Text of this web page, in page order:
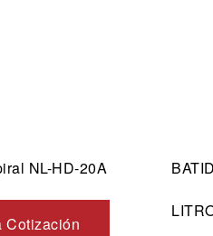
NL-HD-20A
Cotización